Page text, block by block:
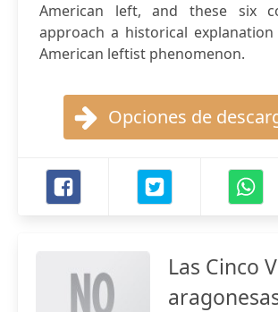
American left, and these six
approach a historical
American leftist phenomenon.
Opciones de
Las Cinco